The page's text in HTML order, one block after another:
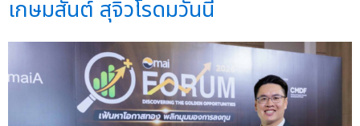
เกษมสันต์ สุจิวโรดมวันนี้